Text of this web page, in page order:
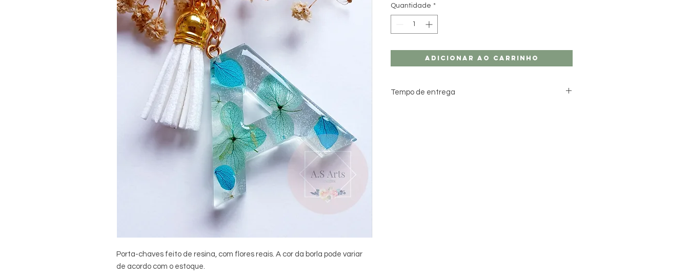
Porta-chaves feito de resina, com flores reais. A cor da borla pode variar
de acordo com o estoque.
Quantidade *
Adicionar ao carrinho
Tempo de entrega